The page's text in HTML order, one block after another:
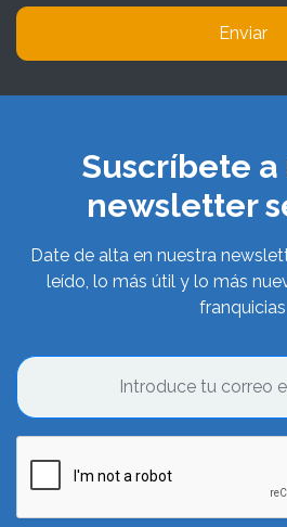
Enviar
Suscríbete
newsletter
Date de alta en nuestra
leído, lo más útil y lo más
franquicias